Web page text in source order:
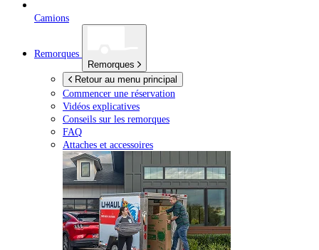
Camions
Remorques
Remorques
Retour au menu principal
Commencer une réservation
Vidéos explicatives
Conseils sur les remorques
FAQ
Attaches et accessoires